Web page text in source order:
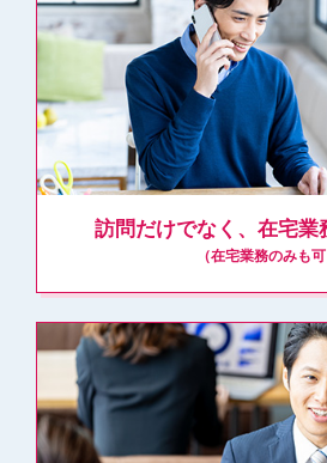
訪問だけでなく、在宅業
（在宅業務のみも可